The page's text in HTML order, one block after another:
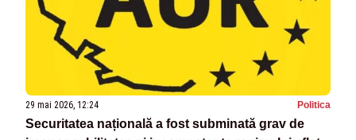
29 mai 2026, 12:24 Politica
Securitatea națională a fost subminată grav de